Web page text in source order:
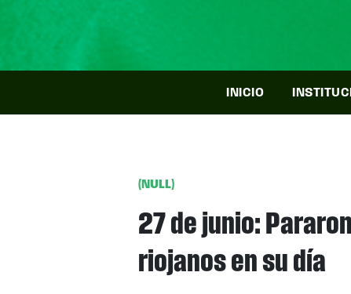
INICIO
(NULL)
27 de junio:
riojanos en su día